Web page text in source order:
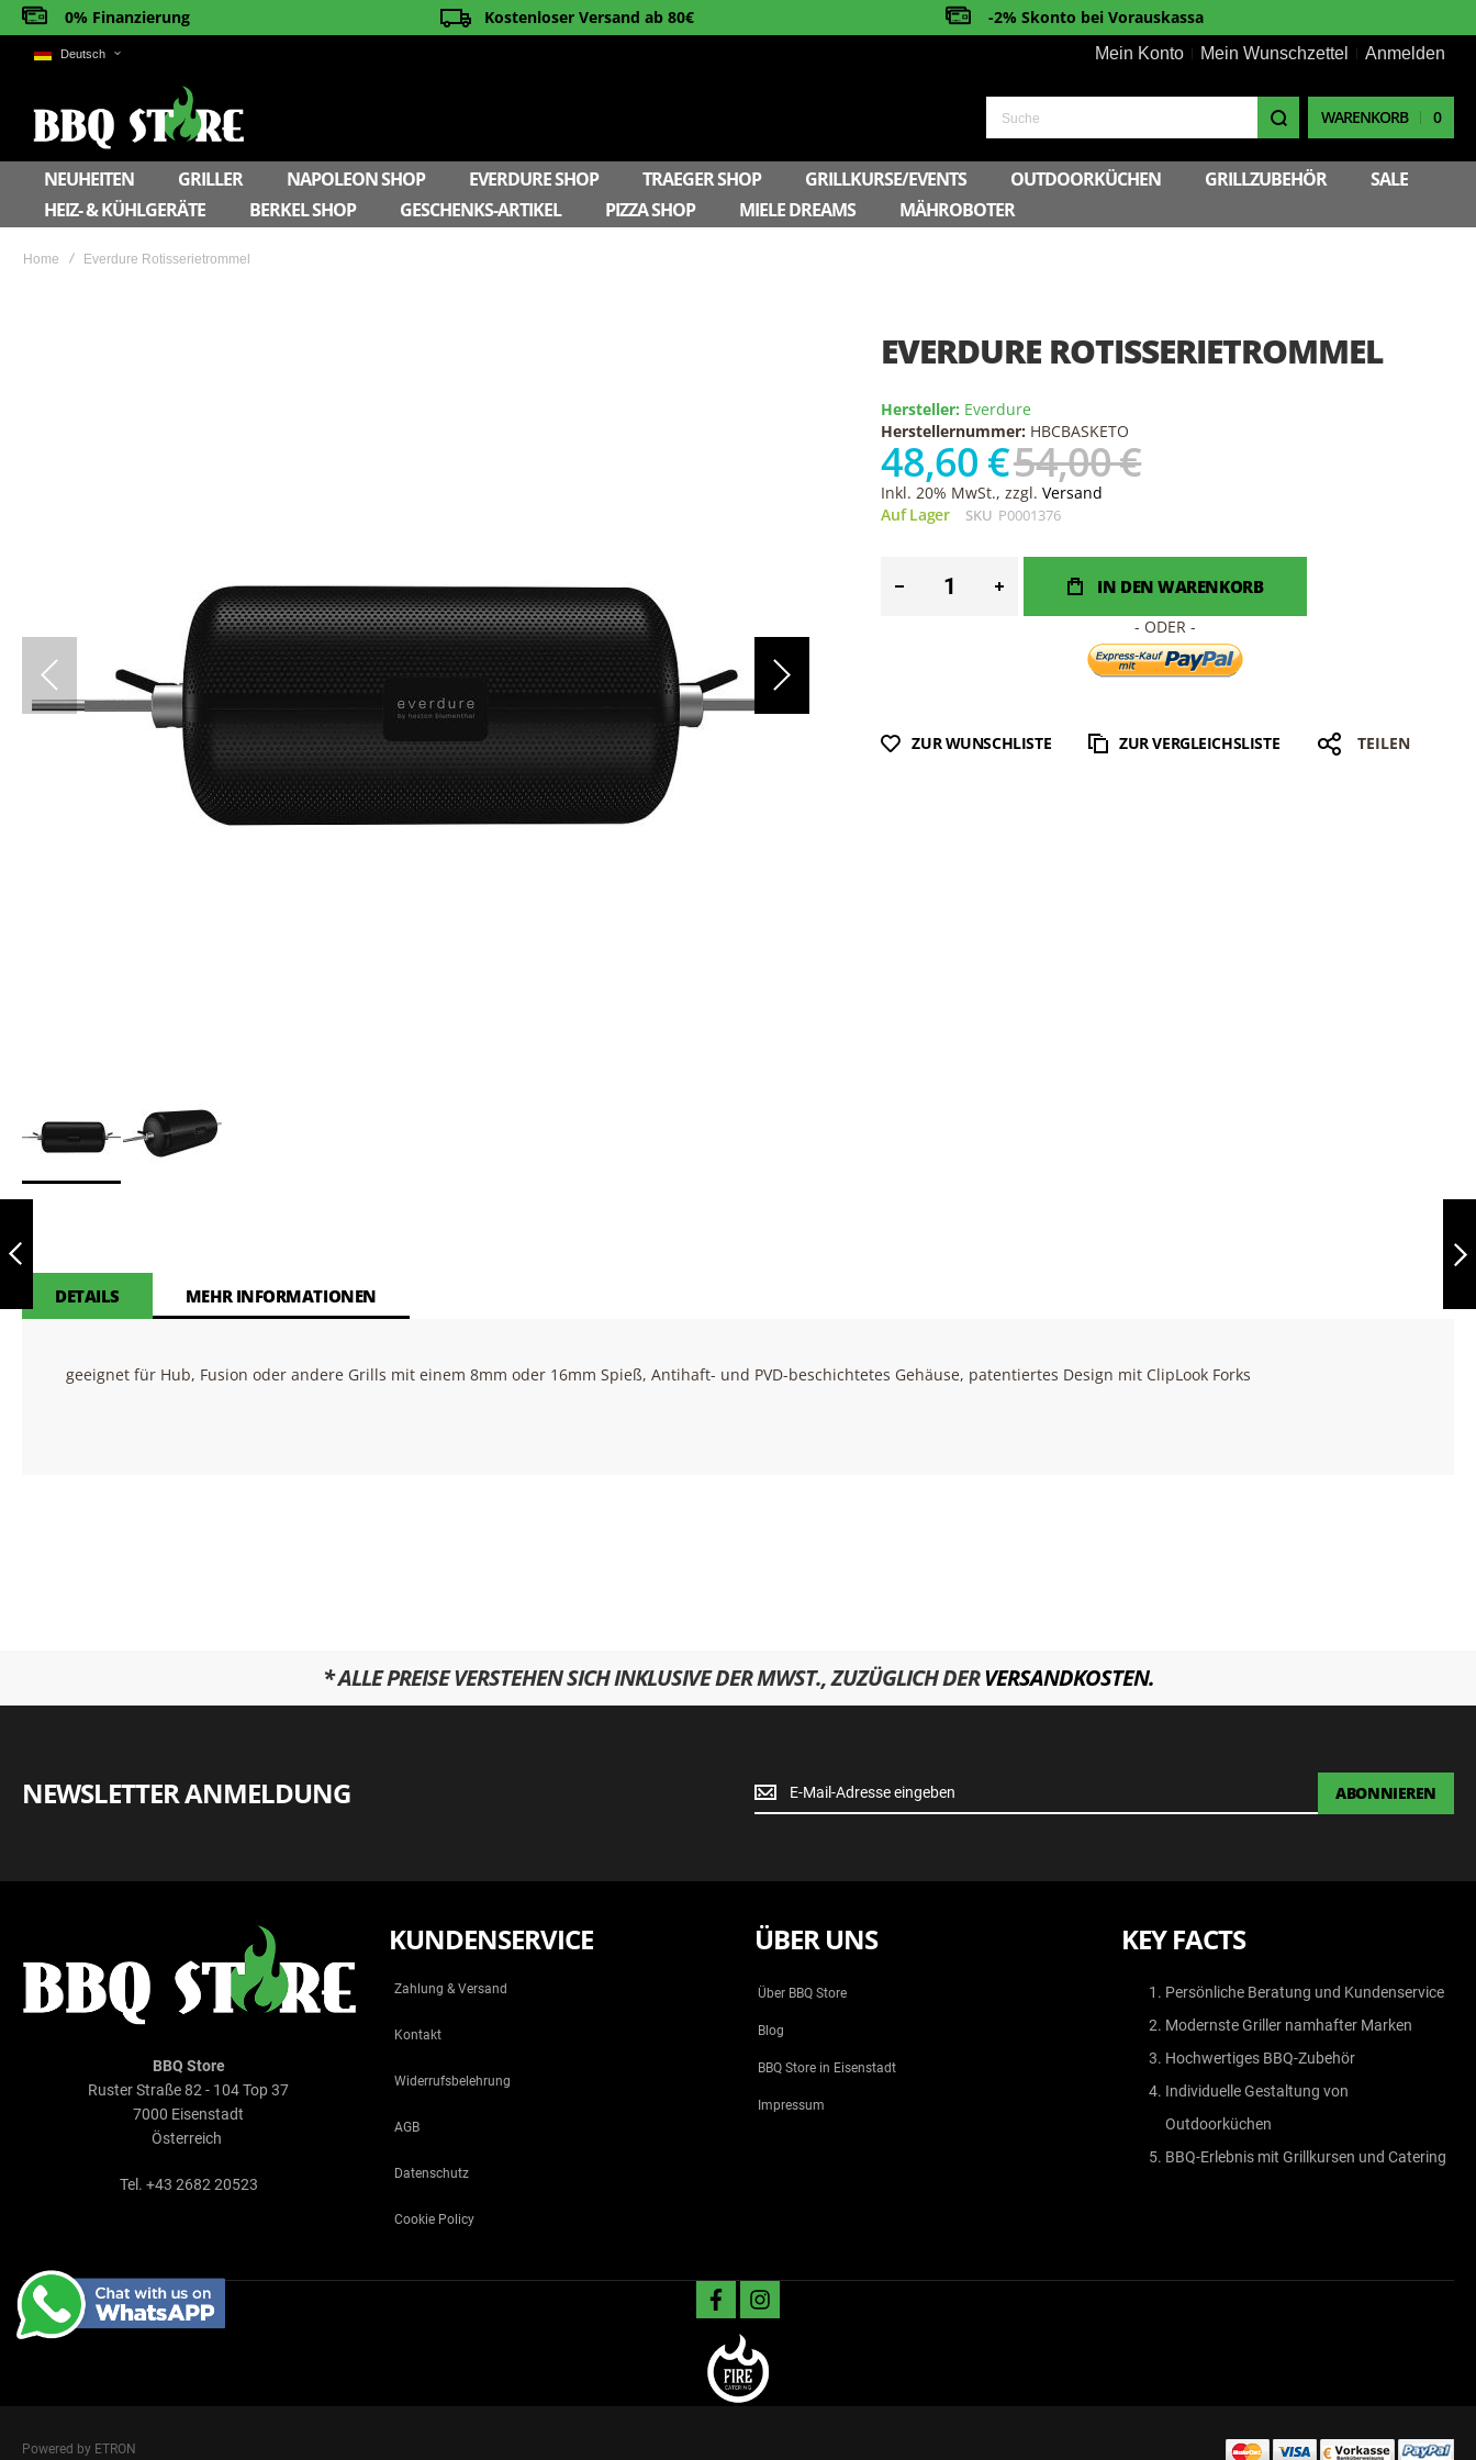
0% Finanzierung Kostenloser Versand ab 80€ -2% Skonto bei Vorauskassa
Deutsch Mein Konto Mein Wunschzettel Anmelden
WARENKORB 0
NEUHEITEN GRILLER NAPOLEON SHOP EVERDURE SHOP TRAEGER SHOP GRILLKURSE/EVENTS OUTDOORKÜCHEN GRILLZUBEHÖR
SALE
HEIZ- & KÜHLGERÄTE
BERKEL SHOP GESCHENKS-ARTIKEL PIZZA SHOP MIELE DREAMS MÄHROBOTER
Home Everdure Rotisserietrommel
ZURÜCK
EVERDURE ROTISSERIETROMMEL
Hersteller: Everdure
Herstellernummer: HBCBASKETO
48,60 €54,00 €
Inkl. 20% MwSt., zzgl.Versand
Auf Lager
SKU P0001376
IN DEN WARENKORB
ZUR WUNSCHLISTE ZUR VERGLEICHSLISTE TEILEN
Skip
the
beginning
the
images
DETAILS
geeignet für Hub, Fusion oder andere Grills mit einem 8mm oder 16mm Spieß, Antihaft- und PVD-beschichtetes Gehäuse, patentiertes Design mit ClipLook Forks
MEHR INFORMATIONEN
* ALLE PREISE VERSTEHEN SICH INKLUSIVE DER MWST., ZUZÜGLICH DERVERSANDKOSTEN.
NEWSLETTER ANMELDUNG
Newsletter
Anmeldung
ABONNIEREN
BBQ Store
Ruster Straße 82 - 104 Top 37
7000 Eisenstadt
Österreich
Tel. +43 2682 20523
KUNDENSERVICE
Zahlung & Versand
Kontakt
Widerrufsbelehrung
AGB
Datenschutz
Cookie Policy
ÜBER UNS
Über BBQ Store
Blog
BBQ Store in Eisenstadt
Impressum
KEY FACTS
Persönliche Beratung und Kundenservice
Modernste Griller namhafter Marken
Hochwertiges BBQ-Zubehör
Individuelle Gestaltung von
Outdoorküchen
BBQ-Erlebnis mit Grillkursen und Catering
facebookinstagram
Powered by ETRON